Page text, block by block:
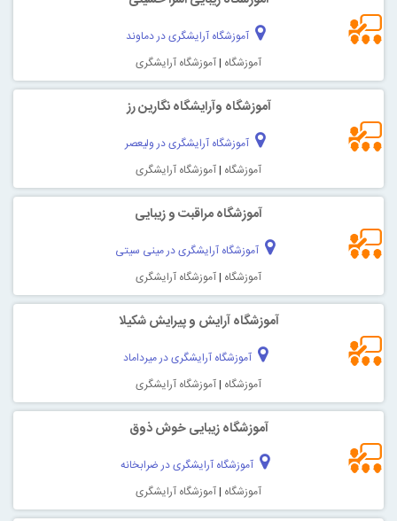
آموزشگاه آرایشگری در دماوند
آموزشگاه |آموزشگاه آرایشگری
آموزشگاه وآرایشگاه نگارین رز
آموزشگاه آرایشگری در ولیعصر
آموزشگاه |آموزشگاه آرایشگری
آموزشگاه مراقبت و زیبایی
آموزشگاه آرایشگری در مینی سیتی
آموزشگاه |آموزشگاه آرایشگری
آموزشگاه آرایش و پیرایش شکیلا
آموزشگاه آرایشگری در میرداماد
آموزشگاه |آموزشگاه آرایشگری
آموزشگاه زیبایی خوش ذوق
آموزشگاه آرایشگری در ضرابخانه
آموزشگاه |آموزشگاه آرایشگری